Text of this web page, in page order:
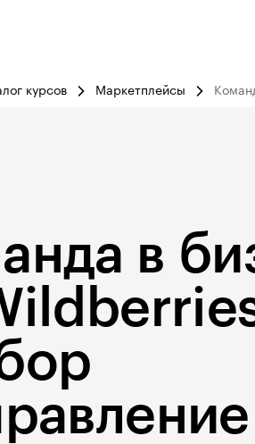
курсов Маркетплейсы
в